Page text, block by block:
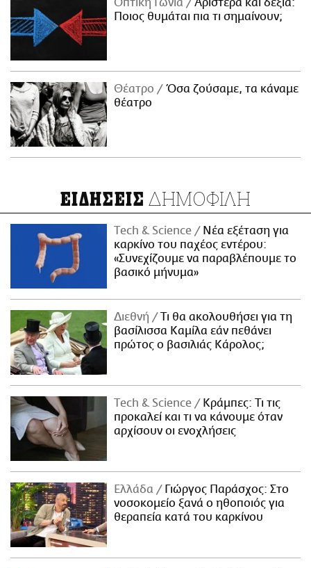
Οπτική Γωνία
Αριστερά και δεξιά:
Ποιος θυμάται πια τι σημαίνουν;
Θέατρο
Όσα ζούσαμε, τα κάναμε
θέατρο
ΕΙΔΗΣΕΙΣ ΔΗΜΟΦΙΛΗ
Τech & Science
Νέα εξέταση για
καρκίνο του παχέος εντέρου:
«Συνεχίζουμε να παραβλέπουμε το
βασικό μήνυμα»
Διεθνή
Τι θα ακολουθήσει για τη
βασίλισσα Καμίλα εάν πεθάνει
πρώτος ο βασιλιάς Κάρολος;
Τech & Science
Κράμπες: Τι τις
προκαλεί και τι να κάνουμε όταν
αρχίσουν οι ενοχλήσεις
Ελλάδα
Γιώργος Παράσχος: Στο
νοσοκομείο ξανά ο ηθοποιός για
θεραπεία κατά του καρκίνου